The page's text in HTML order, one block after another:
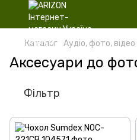
Каталог Аудіо, фото, відео
Аксесуари до
Фільтр